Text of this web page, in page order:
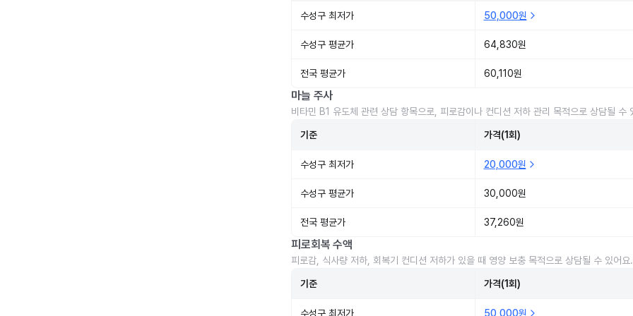
수성구 최저가 50,000원
수성구 평균가 64,830원
전국 평균가 60,110원
마늘 주사
비타민 B1 유도체 관련 상담 항목으로, 피로감이나 컨디션 저하 관리 목적으로 상담될 수
기준 가격(1회)
수성구 최저가 20,000원
수성구 평균가 30,000원
전국 평균가 37,260원
피로회복 수액
피로감, 식사량 저하, 회복기 컨디션 저하가 있을 때 영양 보충 목적으로 상담될 수 있어요.
기준 가격(1회)
수성구 최저가 50,000원